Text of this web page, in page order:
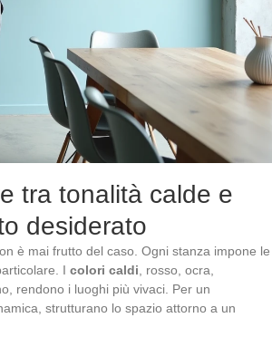
tra tonalità calde e
desiderato
è mai frutto del caso. Ogni stanza impone le
I colori caldi , rosso, ocra,
rendono i luoghi più vivaci. Per un
strutturano lo spazio attorno a un